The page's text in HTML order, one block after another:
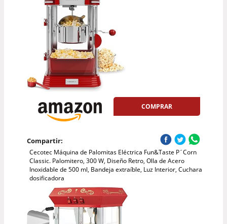
COMPRAR
Compartir:
Cecotec Máquina de Palomitas Eléctrica Fun&Taste P´Corn
Classic. Palomitero, 300 W, Diseño Retro, Olla de Acero
Inoxidable de 500 ml, Bandeja extraíble, Luz Interior, Cuchara
dosificadora